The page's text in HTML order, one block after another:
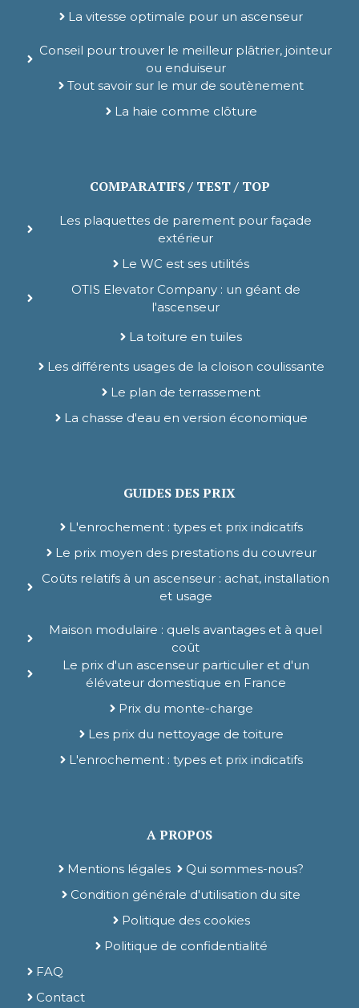
La vitesse optimale pour un ascenseur
Conseil pour trouver le meilleur plâtrier, jointeur
ou enduiseur
Tout savoir sur le mur de soutènement
La haie comme clôture
COMPARATIFS / TEST / TOP
Les plaquettes de parement pour façade
extérieur
Le WC est ses utilités
OTIS Elevator Company : un géant de
l'ascenseur
La toiture en tuiles
Les différents usages de la cloison coulissante
Le plan de terrassement
La chasse d'eau en version économique
GUIDES DES PRIX
L'enrochement : types et prix indicatifs
Le prix moyen des prestations du couvreur
Coûts relatifs à un ascenseur : achat, installation
et usage
Maison modulaire : quels avantages et à quel
coût
Le prix d'un ascenseur particulier et d'un
élévateur domestique en France
Prix du monte-charge
Les prix du nettoyage de toiture
L'enrochement : types et prix indicatifs
A PROPOS
Mentions légales
Qui sommes-nous?
Condition générale d'utilisation du site
Politique des cookies
Politique de confidentialité
FAQ
Contact